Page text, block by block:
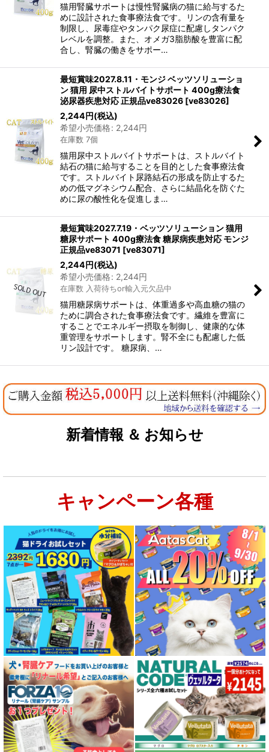
猫用腎臓サポートは慢性腎臓病の猫に給与するた
めに設計された食事療法食です。リンの含有量を
制限し、尿毒症やタンパク尿症に配慮しタンパク
レベルを調整。また、オメガ3脂肪酸を豊富に配
合し、腎臓の働きをサポー…
最短賞味2027.8.11・モンジ ベッツソリューショ
ン 猫用 尿中ストルバイトサポート 400g療法食
泌尿器疾患対応 正規品ve83026 [ve83026]
2,244円(税込)
希望小売価格: 2,244円
在庫数 7個
猫用尿中ストルバイトサポートは、ストルバイト
結石の猫に給与することを目的とした食事療法食
です。ストルバイト尿路結石の形成を防止するた
めの低マグネシウム配合、さらに結晶化を防ぐた
めに尿の酸性化を促進しま…
最短賞味2027.7.19・ベッツソリューション 猫用
糖尿サポート 400g療法食 糖尿病疾患対応 モンジ
正規品ve83071 [ve83071]
2,244円(税込)
希望小売価格: 2,244円
在庫数 入荷待ちor輸入元欠品中
猫用糖尿病サポートは、体重過多や高血糖の猫の
ために調合された食事療法食です。繊維を豊富に
することでエネルギー摂取を制御し、健康的な体
重管理をサポートします。腎不全にも配慮した低
リン設計です。 糖尿病、…
新着情報 ＆ お知らせ
キャンペーン各種